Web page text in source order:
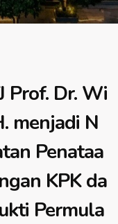
Prof. Dr. Wi
menjadi N
Penataa
KPK da
Permula